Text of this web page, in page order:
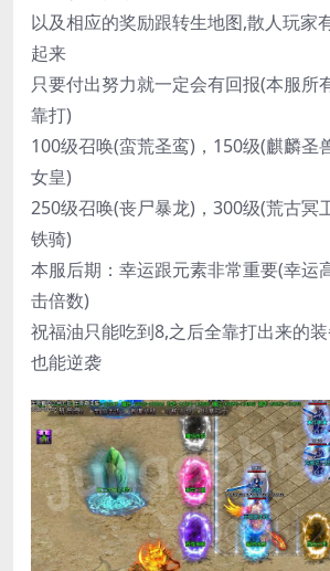
以及相应的奖励跟转生地图,散人玩家
起来
只要付出努力就一定会有回报(本服所
靠打)
100级召唤(蛮荒圣鸾)，150级(麒麟圣
女皇)
250级召唤(丧尸暴龙)，300级(荒古冥
铁骑)
本服后期：幸运跟元素非常重要(幸运
击倍数)
祝福油只能吃到8,之后全靠打出来的
也能逆袭